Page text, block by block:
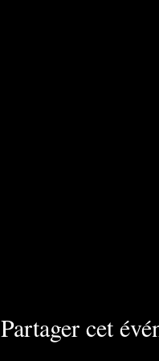
Partager cet